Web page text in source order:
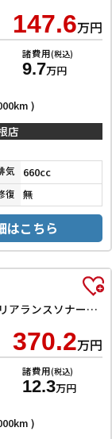
147.6万円
諸費用(税込)
9.7万円
)
店
気 660cc
復 無
はこちら
ハイブリッドZ 全周囲カメラ ナビ TV クリアランスソナー アダプティブクルーズコントロール レーンアシスト 衝突被害軽減システム 両側電動スライドドア オートマチックハイビーム オートライト LEDヘッドランプ
370.2万円
諸費用(税込)
12.3万円
)